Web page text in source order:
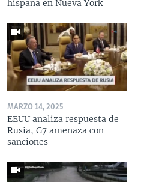
hispana en Nueva York
MARZO 14, 2025
EEUU analiza respuesta de
Rusia, G7 amenaza con
sanciones